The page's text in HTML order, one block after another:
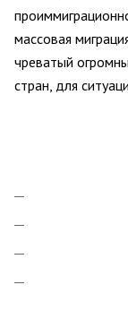
массовая
чреватый
стран, для